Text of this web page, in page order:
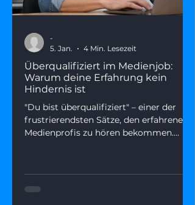
Überqualifiziert im Medienjob:
Warum deine Erfahrung kein
Hindernis ist
"Du bist überqualifiziert" – einer der
frustrierendsten Sätze, den erfahrene
Medienprofis zu hören bekommen.
du deine Erfahrung als echten
-
5. Jan.
4 Min. Lesezeit